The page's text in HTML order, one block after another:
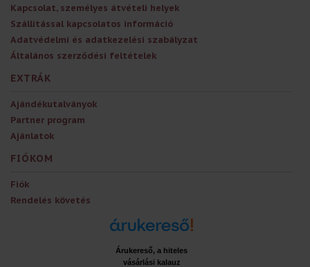
Kapcsolat, személyes átvételi helyek
Szállítással kapcsolatos információ
Adatvédelmi és adatkezelési szabályzat
Általános szerződési feltételek
EXTRÁK
Ajándékutalványok
Partner program
Ajánlatok
FIÓKOM
Fiók
Rendelés követés
Árukereső, a hiteles
vásárlási kalauz